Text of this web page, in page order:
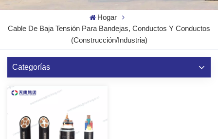
Hogar
Cable De Baja Tensión Para Bandejas, Conductos Y Conductos
(construcción/industria)
Categorías